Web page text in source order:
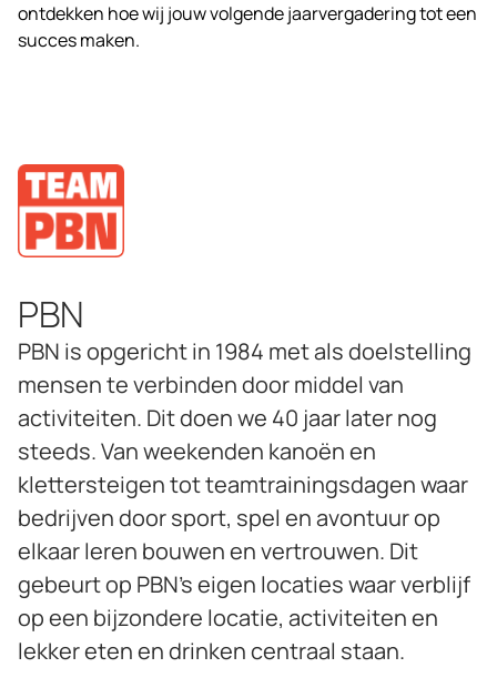
ontdekken hoe wij jouw volgende jaarvergadering tot een
succes maken.
PBN
PBN is opgericht in 1984 met als doelstelling
mensen te verbinden door middel van
activiteiten. Dit doen we 40 jaar later nog
steeds. Van weekenden kanoën en
klettersteigen tot teamtrainingsdagen waar
bedrijven door sport, spel en avontuur op
elkaar leren bouwen en vertrouwen. Dit
gebeurt op PBN’s eigen locaties waar verblijf
op een bijzondere locatie, activiteiten en
lekker eten en drinken centraal staan.